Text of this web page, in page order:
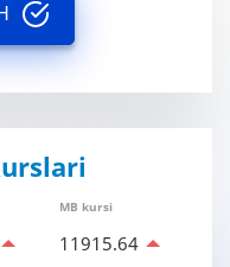
MB kursi
11915.64